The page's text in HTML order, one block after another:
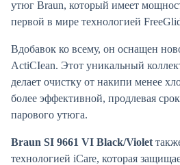
утюг Braun, который имеет
первой в мире технологией
Вдобавок ко всему, он оснащен
ActiCIean. Этот уникальный
делает очистку от накипи менее
более эффективной, продлевая
парового утюга.
Braun SI 9661 VI Black/Violet
технологией iCare, которая